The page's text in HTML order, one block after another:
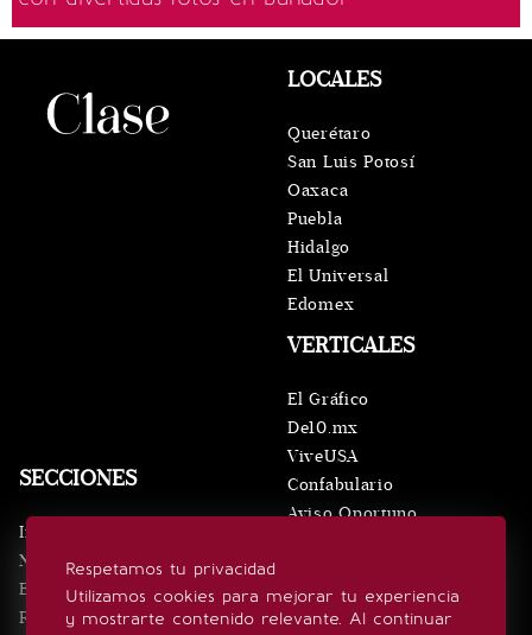
Respetamos tu privacidad
Utilizamos cookies para mejorar tu experiencia
y mostrarte contenido relevante. Al continuar
SECCIONES
Inicio
Noticias
Eventos
Realeza
VERTICALES
El Gráfico
De10.mx
ViveUSA
Confabulario
Aviso Oportuno
LOCALES
Querétaro
San Luis Potosí
Oaxaca
Puebla
Hidalgo
El Universal
Edomex